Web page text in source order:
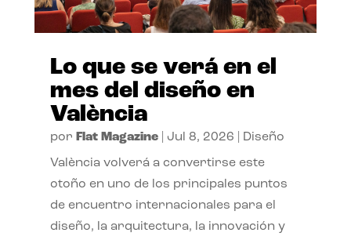
Lo que se verá en el
mes del diseño en
València
por Flat Magazine| Jul 8, 2026 Diseño
València volverá a convertirse este
otoño en uno de los principales puntos
de encuentro internacionales para el
diseño, la arquitectura, la innovación y